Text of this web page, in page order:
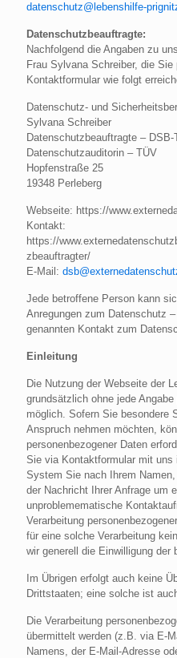
datenschutz@lebenshilfe-
Datenschutzbeauftragte:
Nachfolgend die Angaben zu
Frau Sylvana Schreiber, die
Kontaktformular wie folgt
Datenschutz- und
Sylvana Schreiber
Datenschutzbeauftragte – DSB-
Datenschutzauditorin – TÜV
Hopfenstraße 25
19348 Perleberg
Webseite: https://
Kontakt:
https://
zbeauftragter/
E-Mail:
Jede betroffene Person kann
Anregungen zum Datenschutz
genannten Kontakt zum
Einleitung
Die Nutzung der Webseite der
grundsätzlich ohne jede
möglich. Sofern Sie besondere
Anspruch nehmen möchten,
personenbezogener Daten
Sie via Kontaktformular mit
System Sie nach Ihrem
der Nachricht Ihrer Anfrage um
unproblemematische
Verarbeitung
für eine solche Verarbeitung
wir generell die Einwilligung der
Im Übrigen erfolgt auch keine
Drittstaaten; eine solche ist
Die Verarbeitung
übermittelt werden (z.B. via E-
Namens, der E-Mail-Adresse